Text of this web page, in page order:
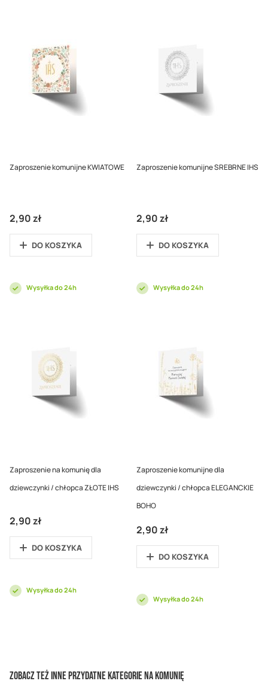
Zaproszenie komunijne KWIATOWE
2,90 zł
DO KOSZYKA
Wysyłka do 24h
Zaproszenie komunijne SREBRNE IHS
2,90 zł
DO KOSZYKA
Wysyłka do 24h
Zaproszenie na komunię dla
dziewczynki / chłopca ZŁOTE IHS
2,90 zł
DO KOSZYKA
Wysyłka do 24h
Zaproszenie komunijne dla
dziewczynki / chłopca ELEGANCKIE
BOHO
2,90 zł
DO KOSZYKA
Wysyłka do 24h
Zobacz też inne przydatne kategorie na Komunię